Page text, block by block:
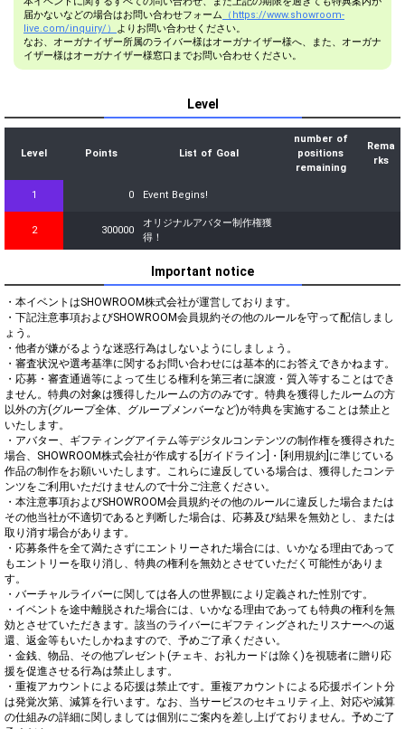
届かないなどの場合はお問い合わせフォーム （https://www.showroom-
live.com/inquiry/） よりお問い合わせください。
なお、オーガナイザー所属のライバー様はオーガナイザー様へ、また、オーガナ
イザー様はオーガナイザー様窓口までお問い合わせください。
Level
Level Points List of Goal
number of
positions
remaining
Rema
rks
1 0 Event Begins!
2 300000
オリジナルアバター制作権獲
得！
Important notice
・本イベントはSHOWROOM株式会社が運営しております。
・下記注意事項およびSHOWROOM会員規約その他のルールを守って配信しまし
ょう。
・他者が嫌がるような迷惑行為はしないようにしましょう。
・審査状況や選考基準に関するお問い合わせには基本的にお答えできかねます。
・応募・審査通過等によって生じる権利を第三者に譲渡・質入等することはでき
ません。特典の対象は獲得したルームの方のみです。特典を獲得したルームの方
以外の方(グループ全体、グループメンバーなど)が特典を実施することは禁止と
いたします。
・アバター、ギフティングアイテム等デジタルコンテンツの制作権を獲得された
場合、SHOWROOM株式会社が作成する[ガイドライン]・[利用規約]に準じている
作品の制作をお願いいたします。これらに違反している場合は、獲得したコンテ
ンツをご利用いただけませんので十分ご注意ください。
・本注意事項およびSHOWROOM会員規約その他のルールに違反した場合または
その他当社が不適切であると判断した場合は、応募及び結果を無効とし、または
取り消す場合があります。
・応募条件を全て満たさずにエントリーされた場合には、いかなる理由であって
もエントリーを取り消し、特典の権利を無効とさせていただく可能性がありま
す。
・バーチャルライバーに関しては各人の世界観により定義された性別です。
・イベントを途中離脱された場合には、いかなる理由であっても特典の権利を無
効とさせていただきます。該当のライバーにギフティングされたリスナーへの返
還、返金等もいたしかねますので、予めご了承ください。
・金銭、物品、その他プレゼント(チェキ、お礼カードは除く)を視聴者に贈り応
援を促進させる行為は禁止します。
・重複アカウントによる応援は禁止です。重複アカウントによる応援ポイント分
は発覚次第、減算を行います。なお、当サービスのセキュリティ上、対応や減算
の仕組みの詳細に関しましては個別にご案内を差し上げておりません。予めご了